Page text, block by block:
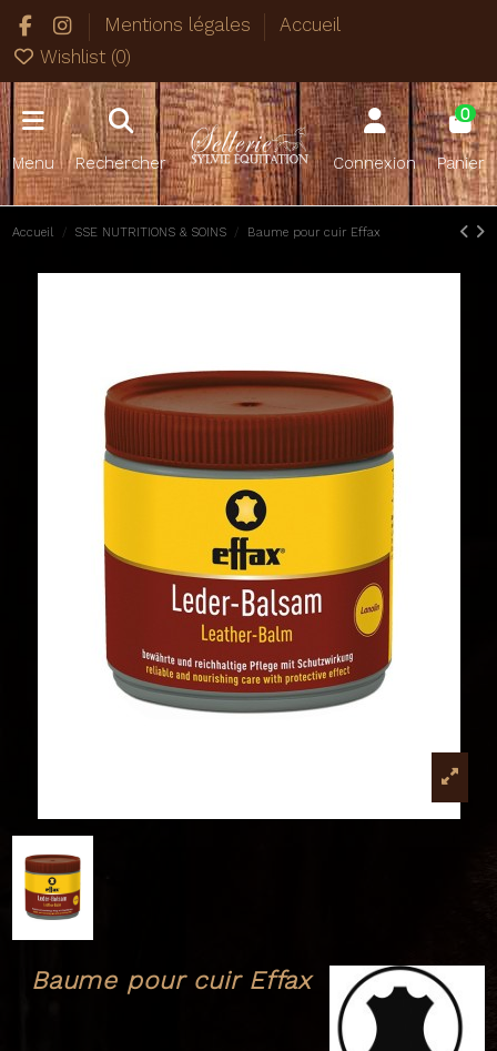
Mentions légales
Accueil
Wishlist (0)
Menu Rechercher Connexion
0
Panier
Accueil SSE NUTRITIONS & SOINS Baume pour cuir Effax
Baume pour cuir Effax